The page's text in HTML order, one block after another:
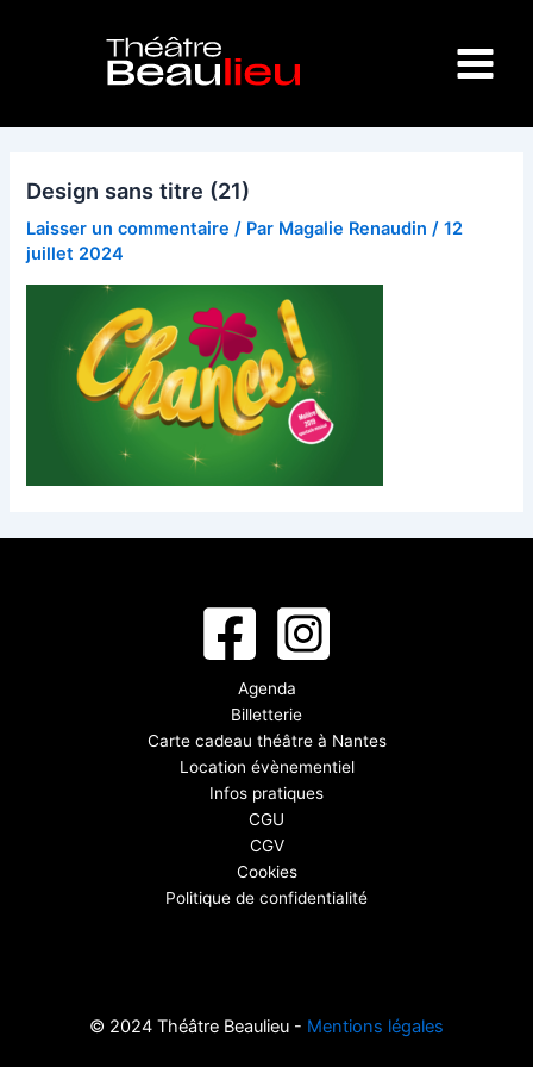
Menu
Design sans titre (21)
Laisser un commentaire / Par Magalie Renaudin/12
juillet 2024
Agenda
Billetterie
Carte cadeau théâtre à Nantes
Location évènementiel
Infos pratiques
CGU
CGV
Cookies
Politique de confidentialité
© 2024 Théâtre Beaulieu - Mentions légales